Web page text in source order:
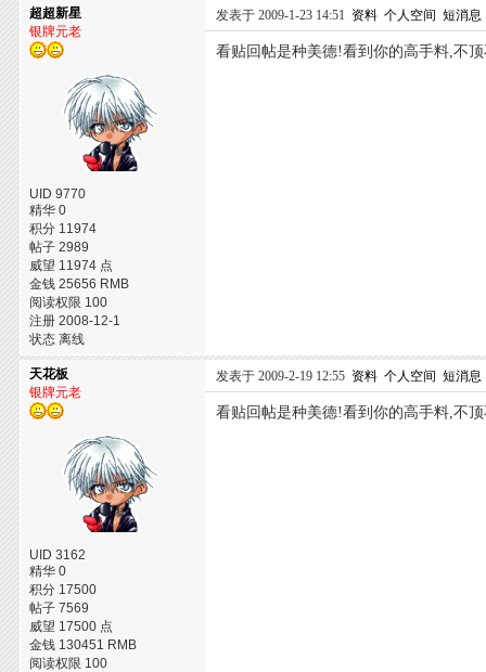
超超新星
银牌元老
UID 9770
精华 0
积分 11974
帖子 2989
威望 11974 点
金钱 25656 RMB
阅读权限 100
注册 2008-12-1
状态 离线
发表于 2009-1-23 14:51 资料 个人空间 短消息
看贴回帖是种美德!看到你的高手料,不
天花板
银牌元老
UID 3162
精华 0
积分 17500
帖子 7569
威望 17500 点
金钱 130451 RMB
阅读权限 100
发表于 2009-2-19 12:55 资料 个人空间 短消息
看贴回帖是种美德!看到你的高手料,不